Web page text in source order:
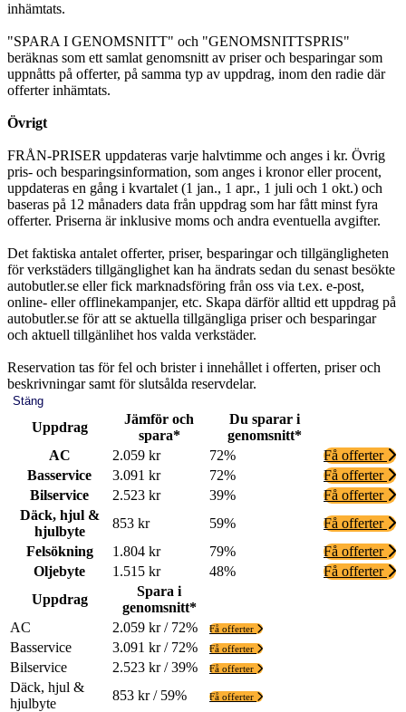
inhämtats.
"SPARA I GENOMSNITT" och "GENOMSNITTSPRIS"
beräknas som ett samlat genomsnitt av priser och besparingar som
uppnåtts på offerter, på samma typ av uppdrag, inom den radie där
offerter inhämtats.
Övrigt
FRÅN-PRISER uppdateras varje halvtimme och anges i kr. Övrig
pris- och besparingsinformation, som anges i kronor eller procent,
uppdateras en gång i kvartalet (1 jan., 1 apr., 1 juli och 1 okt.) och
baseras på 12 månaders data från uppdrag som har fått minst fyra
offerter. Priserna är inklusive moms och andra eventuella avgifter.
Det faktiska antalet offerter, priser, besparingar och tillgängligheten
för verkstäders tillgänglighet kan ha ändrats sedan du senast besökte
autobutler.se eller fick marknadsföring från oss via t.ex. e-post,
online- eller offlinekampanjer, etc. Skapa därför alltid ett uppdrag på
autobutler.se för att se aktuella tillgängliga priser och besparingar
och aktuell tillgänlihet hos valda verkstäder.
Reservation tas för fel och brister i innehållet i offerten, priser och
beskrivningar samt för slutsålda reservdelar.
Stäng
Uppdrag
Jämför och
spara*
Du sparar i
genomsnitt*
AC
2.059 kr 72%
Få offerter
Basservice
3.091 kr 72%
Få offerter
Bilservice
2.523 kr 39%
Få offerter
Däck, hjul &
hjulbyte
853 kr 59%
Få offerter
Felsökning
1.804 kr 79%
Få offerter
Oljebyte
1.515 kr 48%
Få offerter
Uppdrag
Spara i
genomsnitt*
AC
2.059 kr / 72% Få offerter
Basservice 3.091 kr / 72% Få offerter
Bilservice 2.523 kr / 39% Få offerter
Däck, hjul &
hjulbyte
853 kr / 59% Få offerter